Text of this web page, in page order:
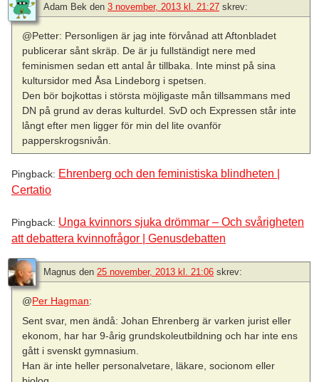
Adam Bek den 3 november, 2013 kl. 21:27 skrev:
@Petter: Personligen är jag inte förvånad att Aftonbladet
publicerar sånt skräp. De är ju fullständigt nere med
feminismen sedan ett antal år tillbaka. Inte minst på sina
kultursidor med Åsa Lindeborg i spetsen.
Den bör bojkottas i största möjligaste mån tillsammans med
DN på grund av deras kulturdel. SvD och Expressen står inte
långt efter men ligger för min del lite ovanför
papperskrogsnivån.
Pingback: Ehrenberg och den feministiska blindheten |
Certatio
Pingback: Unga kvinnors sjuka drömmar – Och svårigheten
att debattera kvinnofrågor | Genusdebatten
Magnus den 25 november, 2013 kl. 21:06 skrev:
@Per Hagman:
Sent svar, men ändå: Johan Ehrenberg är varken jurist eller
ekonom, har har 9-årig grundskoleutbildning och har inte ens
gått i svenskt gymnasium.
Han är inte heller personalvetare, läkare, socionom eller